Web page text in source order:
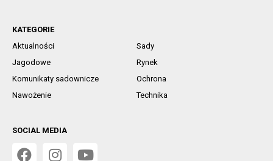
KATEGORIE
Aktualności
Sady
Jagodowe
Rynek
Komunikaty sadownicze
Ochrona
Nawożenie
Technika
SOCIAL MEDIA